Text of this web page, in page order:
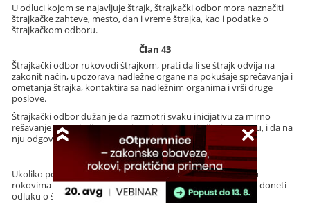
U odluci kojom se najavljuje štrajk, štrajkački odbor mora naznačiti
štrajkačke zahteve, mesto, dan i vreme štrajka, kao i podatke o
štrajkačkom odboru.
Član 43
Štrajkački odbor rukovodi štrajkom, prati da li se štrajk odvija na
zakonit način, upozorava nadležne organe na pokušaje sprečavanja i
ometanja štrajka, kontaktira sa nadležnim organima i vrši druge
poslove.
Štrajkački odbor dužan je da razmotri svaku inicijativu za mirno
rešavanje spora koji mu uputi poslodavac sa kojim je u sporu, i da na
nju odgovori na način na koji je inicijativa upućena.
Član 44
Ukoliko poslodavac ne ispuni obaveze prema zaposlenima u
rokovima i na način utvrđen ovim ugovorom, sindikat može doneti
odluku o štrajku.